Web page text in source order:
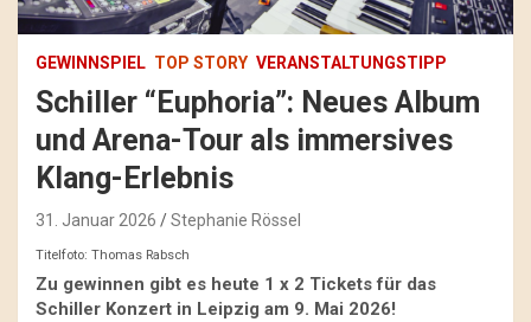
GEWINNSPIEL TOP STORY VERANSTALTUNGSTIPP
Schiller “Euphoria”: Neues Album
und Arena-Tour als immersives
Klang-Erlebnis
31. Januar 2026 Stephanie Rössel
Titelfoto: Thomas Rabsch
Zu gewinnen gibt es heute 1 x 2 Tickets für das
Schiller Konzert in Leipzig am 9. Mai 2026!